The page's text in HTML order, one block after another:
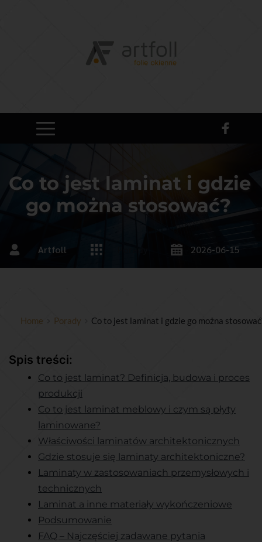
Co to jest laminat i gdzie
go można stosować?
Artfoll 2026-06-15
Home Porady Co to jest laminat i gdzie go można
Spis treści:
Co to jest laminat? Definicja, budowa i proces
produkcji
Co to jest laminat meblowy i czym są płyty
laminowane?
Właściwości laminatów architektonicznych
Gdzie stosuje się laminaty architektoniczne?
Laminaty w zastosowaniach przemysłowych i
technicznych
Laminat a inne materiały wykończeniowe
Podsumowanie
FAQ – Najczęściej zadawane pytania